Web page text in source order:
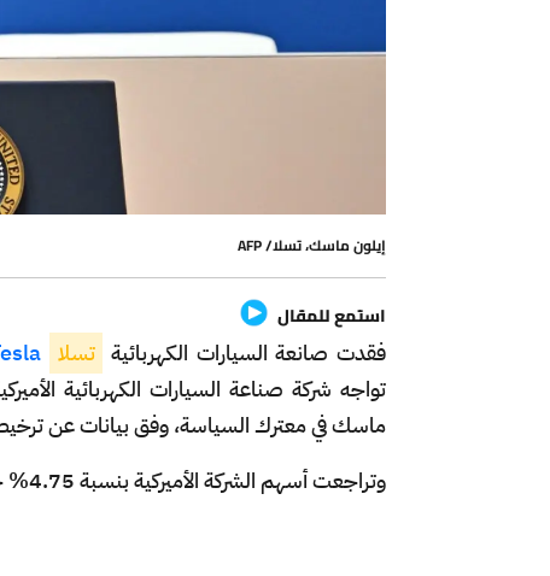
إيلون ماسك، تسلا/ AFP
استمع للمقال
فقدت صانعة السيارات الكهربائية تسلا
تواجه شركة صناعة السيارات الكهربائية
ماسك في معترك السياسة، وفق بيانات عن
وتراجعت أسهم الشركة الأميركية بنسبة 4.75% خلال تداولات الاثنين.